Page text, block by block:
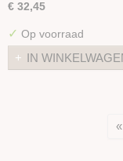
€ 32,45
✓ Op voorraad
IN
«